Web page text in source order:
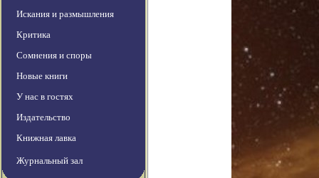
Искания и размышления
Критика
Сомнения и споры
Новые книги
У нас в гостях
Издательство
Книжная лавка
Журнальный зал